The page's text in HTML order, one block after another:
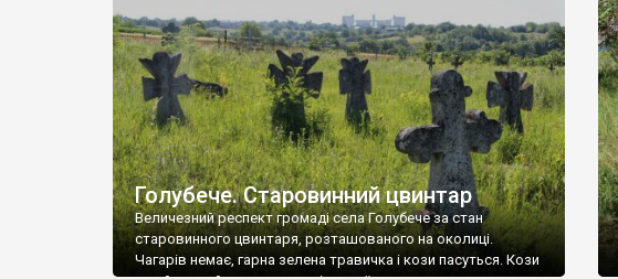
Голубече. Старовинний цвинтар
Величезний респект громаді села Голубече за стан
старовинного цвинтаря, розташованого на околиці.
Чагарів немає, гарна зелена травичка і кози пасуться. Кози